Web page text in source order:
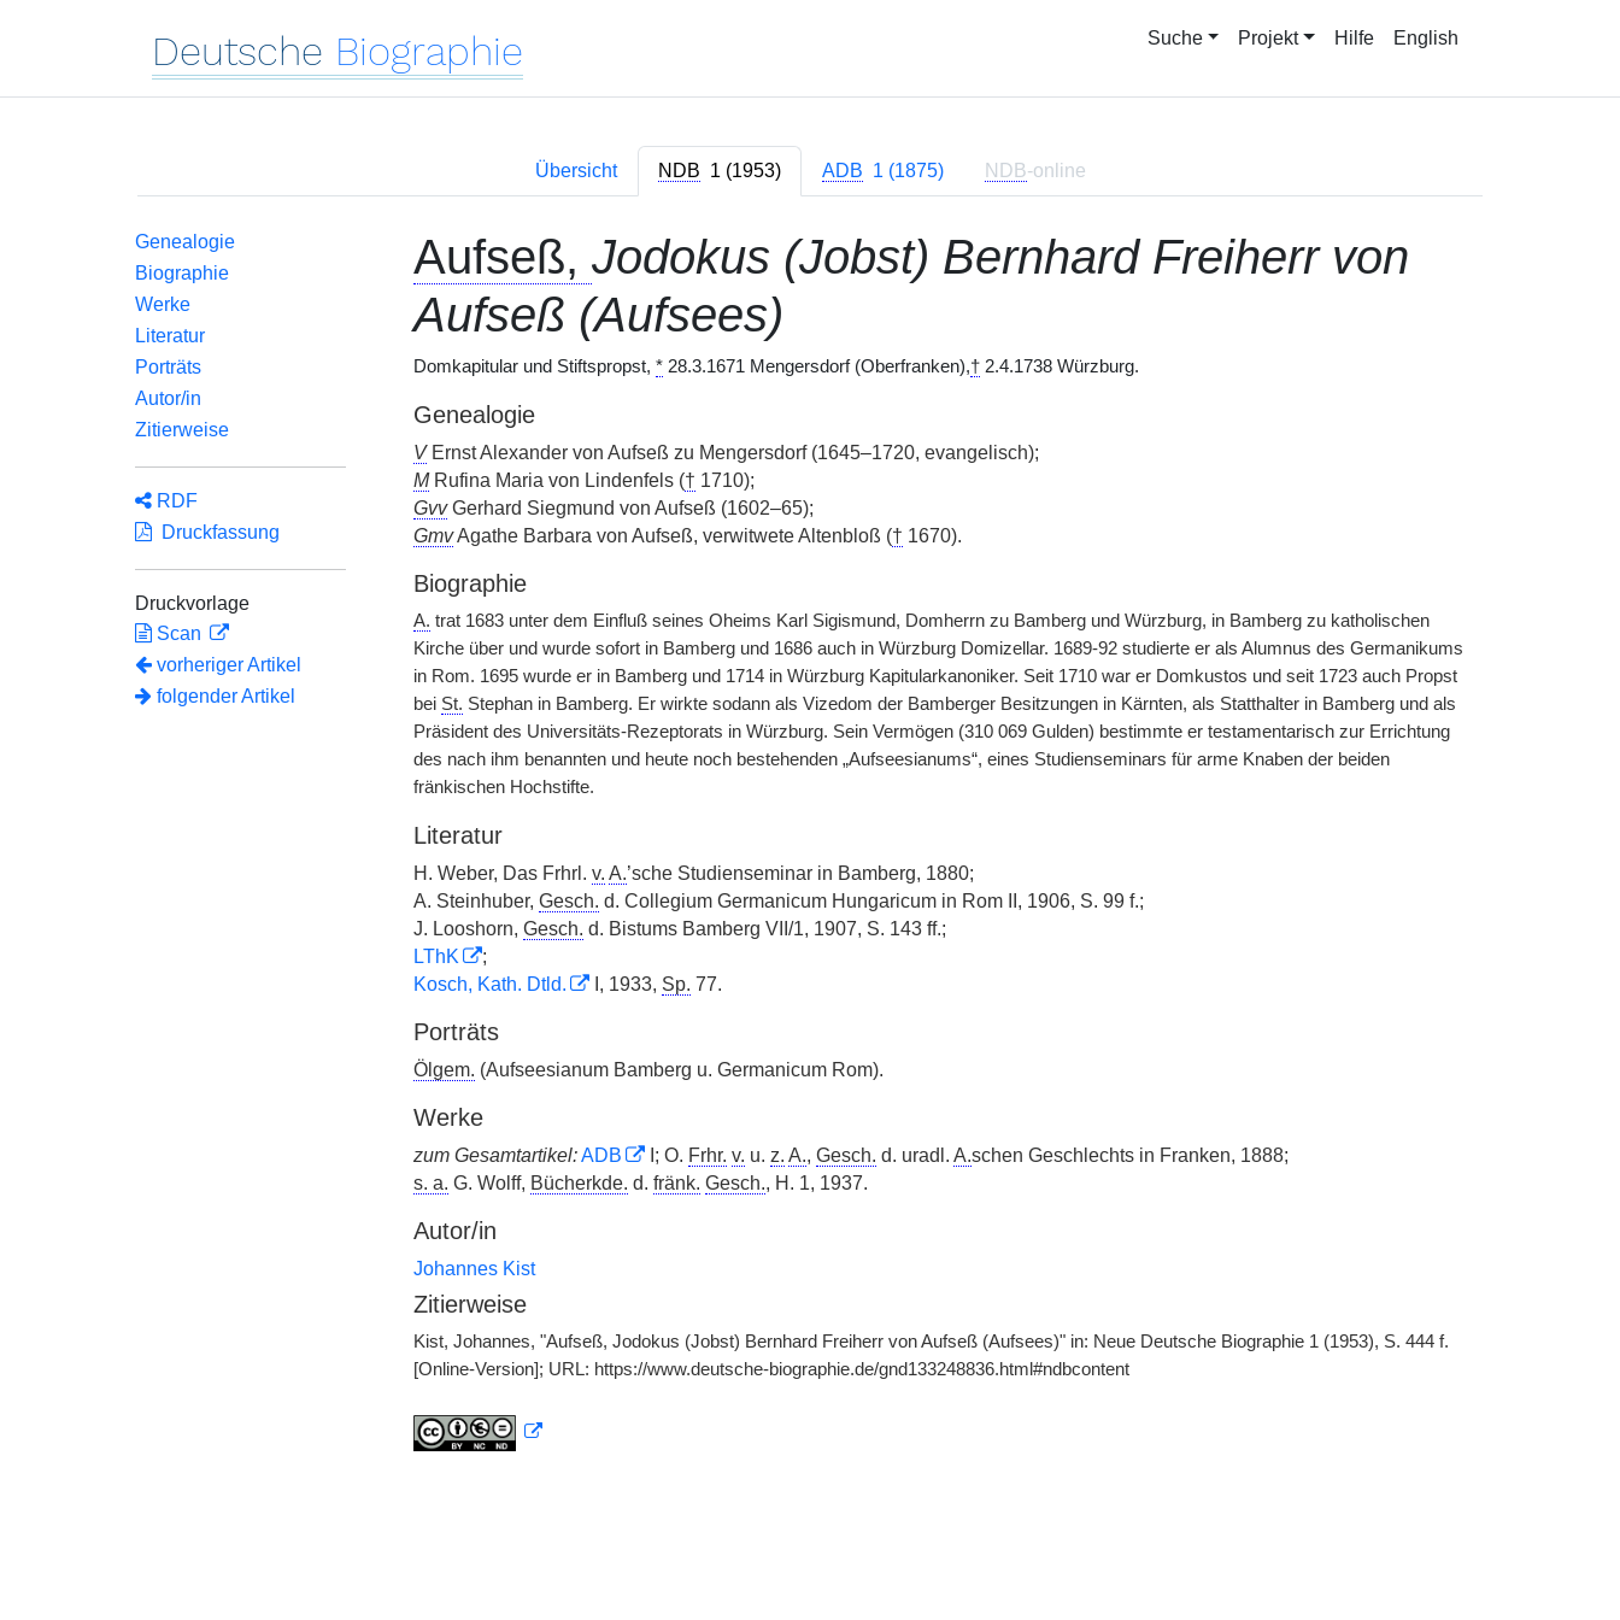
Deutsche Biographie Suche Projekt Hilfe English
Übersicht NDB 1 (1953) ADB 1 (1875) NDB-online
Genealogie
Biographie
Werke
Literatur
Porträts
Autor/in
Zitierweise
RDF
Druckfassung
Druckvorlage
Scan
vorheriger Artikel
folgender Artikel
Aufseß, Jodokus (Jobst) Bernhard Freiherr von
Aufseß (Aufsees)
Domkapitular und Stiftspropst, *28.3.1671 Mengersdorf (Oberfranken),†2.4.1738 Würzburg.
Genealogie
VErnst Alexander von Aufseß zu Mengersdorf (1645–1720, evangelisch);
MRufina Maria von Lindenfels († 1710);
GvvGerhard Siegmund von Aufseß (1602–65);
GmvAgathe Barbara von Aufseß, verwitwete Altenbloß († 1670).
Biographie
A. trat 1683 unter dem Einfluß seines Oheims Karl Sigismund, Domherrn zu Bamberg und Würzburg, in Bamberg zu katholischen
Kirche über und wurde sofort in Bamberg und 1686 auch in Würzburg Domizellar. 1689-92 studierte er als Alumnus des Germanikums
in Rom. 1695 wurde er in Bamberg und 1714 in Würzburg Kapitularkanoniker. Seit 1710 war er Domkustos und seit 1723 auch Propst
bei St. Stephan in Bamberg. Er wirkte sodann als Vizedom der Bamberger Besitzungen in Kärnten, als Statthalter in Bamberg und als
Präsident des Universitäts-Rezeptorats in Würzburg. Sein Vermögen (310 069 Gulden) bestimmte er testamentarisch zur Errichtung
des nach ihm benannten und heute noch bestehenden „Aufseesianums“, eines Studienseminars für arme Knaben der beiden
fränkischen Hochstifte.
Literatur
H. Weber, Das Frhrl. v. A.’sche Studienseminar in Bamberg, 1880;
A. Steinhuber, Gesch. d. Collegium Germanicum Hungaricum in Rom II, 1906, S. 99 f.;
J. Looshorn, Gesch. d. Bistums Bamberg VII/1, 1907, S. 143 ff.;
LThK
;
Kosch, Kath. Dtld.
I, 1933, Sp. 77.
Porträts
Ölgem. (Aufseesianum Bamberg u. Germanicum Rom).
Werke
zum Gesamtartikel:ADB I; O. Frhr. v. u. z. A., Gesch. d. uradl. A.schen Geschlechts in Franken, 1888;
s. a. G. Wolff, Bücherkde. d. fränk. Gesch., H. 1, 1937.
Autor/in
Johannes Kist
Zitierweise
Kist, Johannes, "Aufseß, Jodokus (Jobst) Bernhard Freiherr von Aufseß (Aufsees)" in: Neue Deutsche Biographie 1 (1953), S. 444 f.
[Online-Version]; URL: https://www.deutsche-biographie.de/gnd133248836.html#ndbcontent